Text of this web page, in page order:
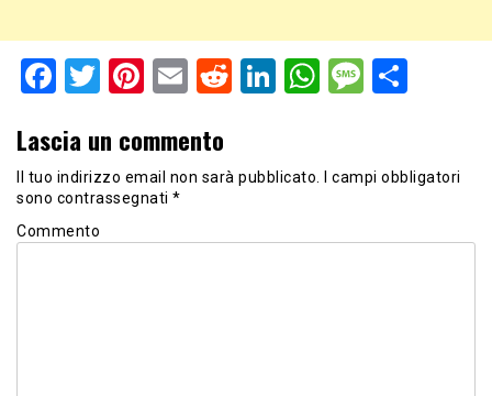
Facebook
TwitterPinterest
EmailRedditLinkedIn
WhatsApp
Lascia un commento
Il tuo indirizzo email non sarà pubblicato. I campi obbligatori
sono contrassegnati *
Commento